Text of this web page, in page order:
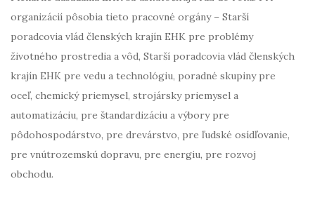
organizácií pôsobia tieto pracovné orgány – Starší
poradcovia vlád členských krajín EHK pre problémy
životného prostredia a vôd, Starší poradcovia vlád členských
krajín EHK pre vedu a technológiu, poradné skupiny pre
oceľ, chemický priemysel, strojársky priemysel a
automatizáciu, pre štandardizáciu a výbory pre
pôdohospodárstvo, pre drevárstvo, pre ľudské osídľovanie,
pre vnútrozemskú dopravu, pre energiu, pre rozvoj
obchodu.